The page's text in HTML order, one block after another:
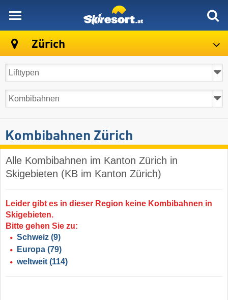
Zürich
Kombibahnen Zürich
Alle Kombibahnen im Kanton Zürich in
Skigebieten (KB im Kanton Zürich)
Leider gibt es in dieser Region keine Kombibahnen in
Skigebieten.
Bitte gehen Sie zu:
Schweiz (9)
Europa (79)
weltweit (114)